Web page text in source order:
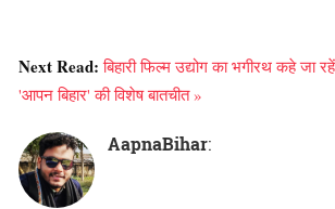
Next Read:बिहारी फिल्म उद्योग का भगीरथ कहे जा
'आपन बिहार' की विशेष बातचीत »
AapnaBihar: